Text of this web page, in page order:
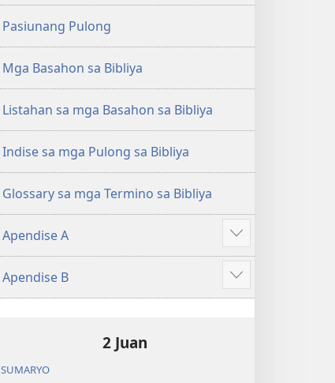
Hubad
sa
Balaang
Kasulatan
(Gihubad
Gikan
sa
2013
Rebisadong
New
Translation
the
Holy
sa
Balaang
Kasulatan
(Gihubad
Gikan
sa
Rebisadong
New
Translation
the
Holy
ang
pa
Pasiunang Pulong
Mga Basahon sa Bibliya
Listahan sa mga Basahon sa Bibliya
Indise sa mga Pulong sa Bibliya
Glossary sa mga Termino sa Bibliya
Apendise A
Ipakita
ang
uban
pa
Apendise B
Ipakita
ang
2 Juan
SUMARYO